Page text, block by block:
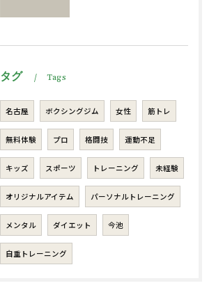
タグ Tags
名古屋 ボクシングジム 女性 筋トレ
無料体験 プロ 格闘技 運動不足
キッズ スポーツ トレーニング 未経験
オリジナルアイテム パーソナルトレーニング
メンタル ダイエット 今池
自重トレーニング